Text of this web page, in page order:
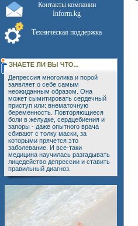
Контакты компании
Inform.kg
Техническая поддержка
Депрессия многолика и порой
заявляет о себе самым
неожиданным образом. Она
может сымитировать сердечный
приступ или: внематочную
беременность. Повторяющиеся
боли в желудке, сердцебиения и
запоры - даже опытного врача
сбивают с толку маски, за
которыми прячется это
заболевание. И все-таки
медицина научилась разгадывать
лицедейство депрессии и ставить
правильный диагноз.